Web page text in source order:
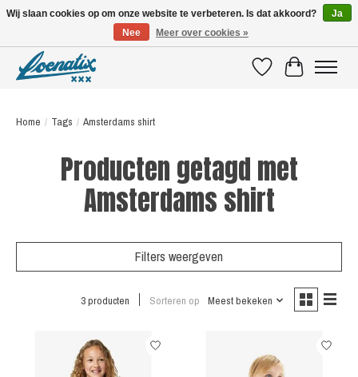
VerlanglijstWinkelwagen
Home / Tags / Amsterdams shirt
Producten getagd met
Amsterdams shirt
Filters weergeven
3 producten Sorteren op Meest bekeken
Wij slaan cookies op om onze website te verbeteren. Is dat akkoord?
Ja
Nee
Meer over cookies »